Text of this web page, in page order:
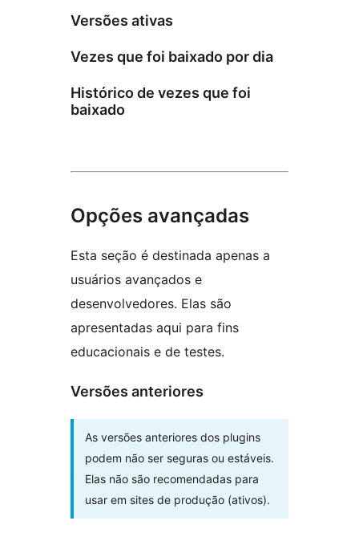
Versões ativas
Vezes que foi baixado por dia
Histórico de vezes que foi
baixado
Opções avançadas
Esta seção é destinada apenas a
usuários avançados e
desenvolvedores. Elas são
apresentadas aqui para fins
educacionais e de testes.
Versões anteriores
As versões anteriores dos plugins
podem não ser seguras ou estáveis.
Elas não são recomendadas para
usar em sites de produção (ativos).